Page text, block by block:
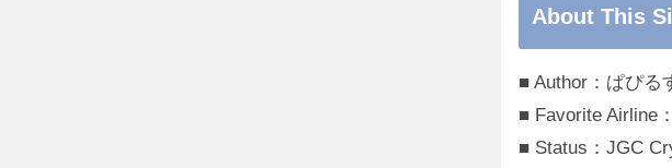
About This
■ Author：ぱぴる
■ Favorite Airline
■ Status：JGC